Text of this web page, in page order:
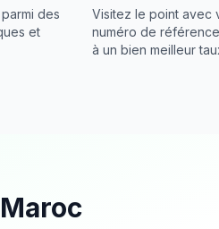
des
et
Visitez le point
numéro de
à un bien meilleur